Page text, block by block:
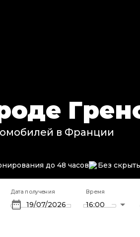
в Франции
до 48 часов Без
Дата получения Время